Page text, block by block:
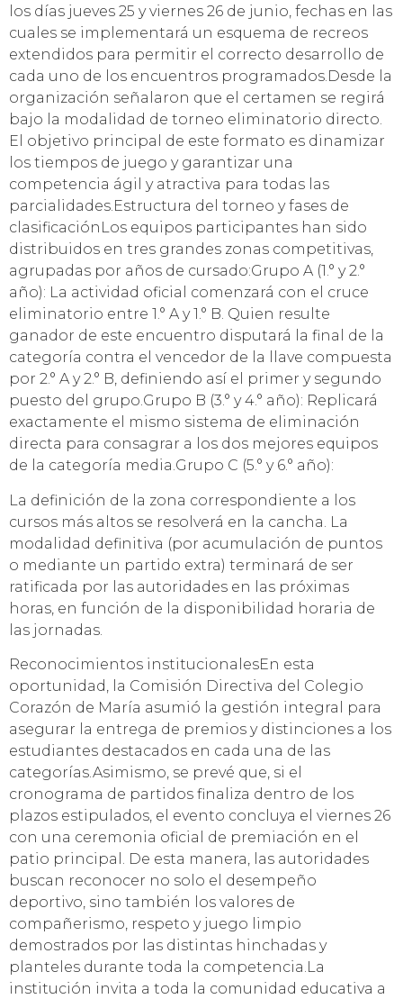
los días jueves 25 y viernes 26 de junio, fechas en las
cuales se implementará un esquema de recreos
extendidos para permitir el correcto desarrollo de
cada uno de los encuentros programados.​Desde la
organización señalaron que el certamen se regirá
bajo la modalidad de torneo eliminatorio directo.
El objetivo principal de este formato es dinamizar
los tiempos de juego y garantizar una
competencia ágil y atractiva para todas las
parcialidades.​Estructura del torneo y fases de
clasificación​Los equipos participantes han sido
distribuidos en tres grandes zonas competitivas,
agrupadas por años de cursado:​Grupo A (1.° y 2.°
año): La actividad oficial comenzará con el cruce
eliminatorio entre 1.° A y 1.° B. Quien resulte
ganador de este encuentro disputará la final de la
categoría contra el vencedor de la llave compuesta
por 2.° A y 2.° B, definiendo así el primer y segundo
puesto del grupo.​Grupo B (3.° y 4.° año): Replicará
exactamente el mismo sistema de eliminación
directa para consagrar a los dos mejores equipos
de la categoría media.​Grupo C (5.° y 6.° año):
La definición de la zona correspondiente a los
cursos más altos se resolverá en la cancha. La
modalidad definitiva (por acumulación de puntos
o mediante un partido extra) terminará de ser
ratificada por las autoridades en las próximas
horas, en función de la disponibilidad horaria de
las jornadas.​
Reconocimientos institucionales​En esta
oportunidad, la Comisión Directiva del Colegio
Corazón de María asumió la gestión integral para
asegurar la entrega de premios y distinciones a los
estudiantes destacados en cada una de las
categorías.​Asimismo, se prevé que, si el
cronograma de partidos finaliza dentro de los
plazos estipulados, el evento concluya el viernes 26
con una ceremonia oficial de premiación en el
patio principal. De esta manera, las autoridades
buscan reconocer no solo el desempeño
deportivo, sino también los valores de
compañerismo, respeto y juego limpio
demostrados por las distintas hinchadas y
planteles durante toda la competencia.​La
institución invita a toda la comunidad educativa a